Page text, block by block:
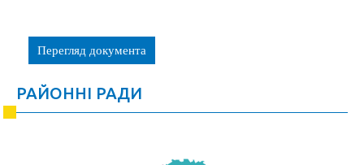
Перегляд документа
РАЙОННІ РАДИ